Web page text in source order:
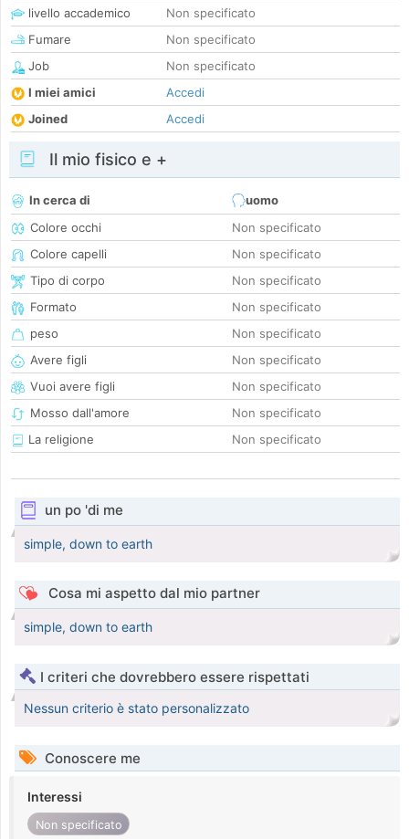
livello accademico
Non specificato
Fumare
Non specificato
Job
Non specificato
I miei amici
Accedi
Joined
Accedi
Il mio fisico e +
In cerca di
uomo
Colore occhi
Non specificato
Colore capelli
Non specificato
Tipo di corpo
Non specificato
Formato
Non specificato
peso
Non specificato
Avere figli
Non specificato
Vuoi avere figli
Non specificato
Mosso dall'amore
Non specificato
La religione
Non specificato
un po 'di me
simple, down to earth
Cosa mi aspetto dal mio partner
simple, down to earth
I criteri che dovrebbero essere rispettati
Nessun criterio è stato personalizzato
Conoscere me
Interessi
Non specificato